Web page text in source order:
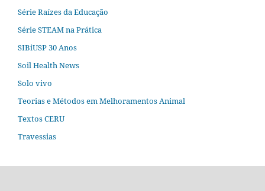
Série Raízes da Educação
Série STEAM na Prática
SIBiUSP 30 Anos
Soil Health News
Solo vivo
Teorias e Métodos em Melhoramentos Animal
Textos CERU
Travessias